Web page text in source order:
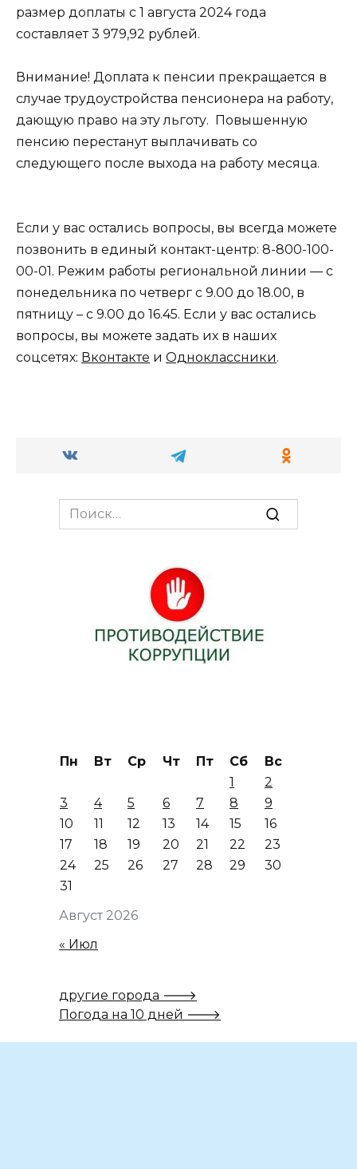
размер доплаты с 1 августа 2024 года
составляет 3 979,92 рублей.
Внимание! Доплата к пенсии прекращается в
случае трудоустройства пенсионера на работу,
дающую право на эту льготу. Повышенную
пенсию перестанут выплачивать со
следующего после выхода на работу месяца.
​Если у вас остались вопросы, вы всегда можете
позвонить в единый контакт-центр: 8-800-100-
00-01. Режим работы региональной линии — с
понедельника по четверг с 9.00 до 18.00, в
пятницу – с 9.00 до 16.45. Если у вас остались
вопросы, вы можете задать их в наших
соцсетях: Вконтакте и Одноклассники.
Search
for:
Август 2026
Пн Вт Ср Чт Пт Сб
Вс
1
2
3
4 5 6 7 8
9
10
11 12 13 14 15
16
17
18 19 20 21 22
23
24
25 26 27 28 29
30
31
« Июл
другие города 🡒
Погода на 10 дней 🡒